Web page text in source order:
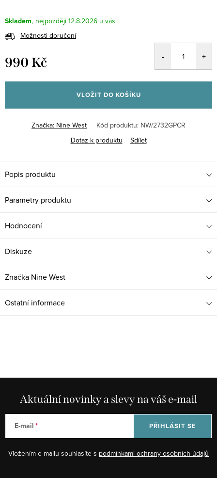
Skladem
12.8.2026
Možnosti doručení
990 Kč
cena:
VLOŽIT DO KOŠÍKU
Značka: Nine West Kód produktu: NW/2732GPCR
Dotaz k produktu
Sdílet
Popis produktu
Parametry produktu
Hodnocení
Diskuze
Značka Nine West
Ostatní informace
Aktuální novinky a slevy na váš e-mail
E-mail
Vložením e-mailu souhlasíte s podmínkami ochrany osobních údajů
PŘIHLÁSIT SE